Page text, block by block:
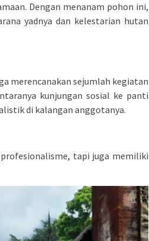
Dengan menanam pohon ini,
yadnya dan kelestarian hutan
merencanakan sejumlah kegiatan
kunjungan sosial ke panti
di kalangan anggotanya.
tapi juga memiliki